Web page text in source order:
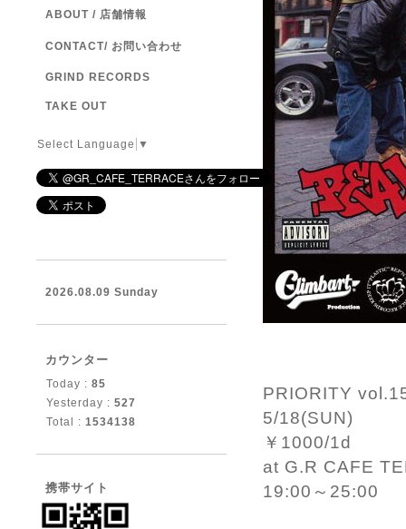
PRIORITY
5/18(SUN)
￥1000/1d
at G.R CAFE
19:00 ～25:00
ABOUT / 店舗情報
CONTACT/ お問い合わせ
GRIND RECORDS
TAKE OUT
Select Language ▼
2026.08.09 Sunday
カウンター
Today : 85
Yesterday : 527
Total : 1534138
携帯サイト